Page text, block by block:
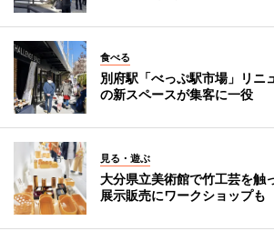
食べる
別府駅「べっぷ駅市場」リ
の新スペースが集客に一役
見る・遊ぶ
大分県立美術館で竹工芸を触
展示販売にワークショップも